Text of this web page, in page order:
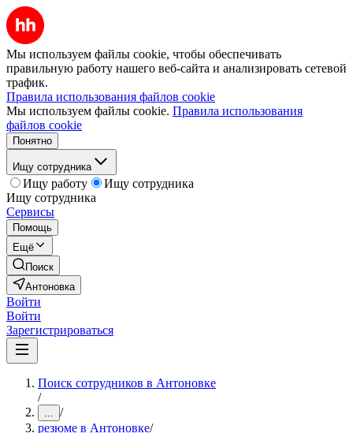
Мы используем файлы cookie, чтобы обеспечивать
правильную работу нашего веб-сайта и анализировать сетевой
трафик.
Правила использования файлов cookie
Мы используем файлы cookie. Правила использования
файлов cookie
Понятно
Ищу сотрудника
Ищу работу
Ищу сотрудника
Ищу сотрудника
Сервисы
Помощь
Ещё
Поиск
Антоновка
Войти
Войти
Зарегистрироваться
Поиск сотрудников в Антоновке
/
... /
резюме в Антоновке/